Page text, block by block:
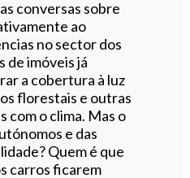
conversas sobre
ao
no sector dos
de imóveis já
a cobertura à luz
florestais e outras
com o clima. Mas o
e das
Quem é que
carros ficarem